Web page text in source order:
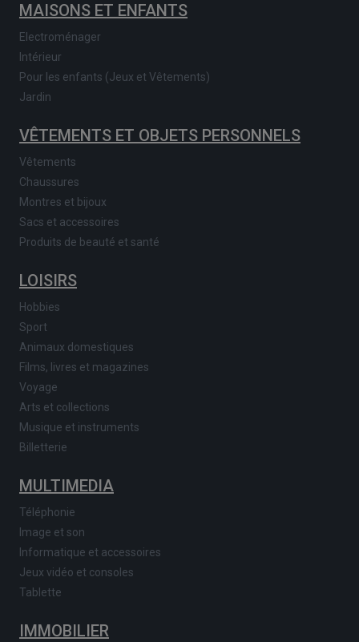
MAISONS ET ENFANTS
Electroménager
Intérieur
Pour les enfants (Jeux et Vêtements)
Jardin
VÊTEMENTS ET OBJETS PERSONNELS
Vêtements
Chaussures
Montres et bijoux
Sacs et accessoires
Produits de beauté et santé
LOISIRS
Hobbies
Sport
Animaux domestiques
Films, livres et magazines
Voyage
Arts et collections
Musique et instruments
Billetterie
MULTIMEDIA
Téléphonie
Image et son
Informatique et accessoires
Jeux vidéo et consoles
Tablette
IMMOBILIER